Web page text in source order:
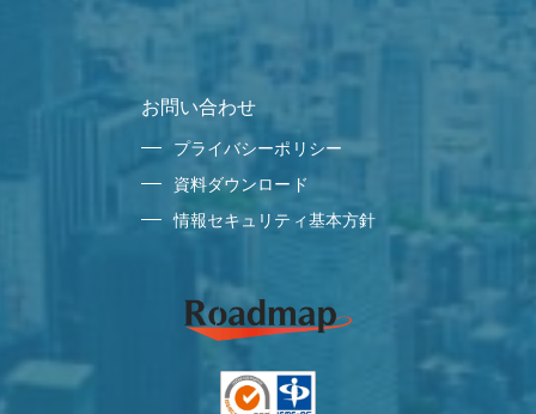
お問い合わせ
プライバシーポリシー
資料ダウンロード
情報セキュリティ基本方針